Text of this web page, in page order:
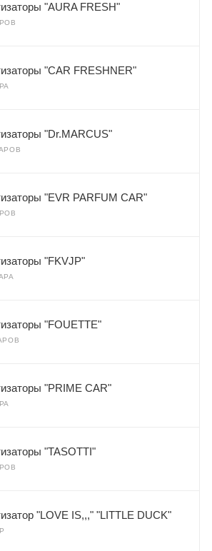
"AURA FRESH"
"CAR FRESHNER"
"Dr.MARCUS"
"EVR PARFUM CAR"
"FKVJP"
"FOUETTE"
"PRIME CAR"
"TASOTTI"
"LOVE IS,,," "LITTLE DUCK"